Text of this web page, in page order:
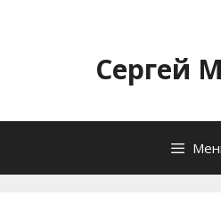
содержимомуСергей